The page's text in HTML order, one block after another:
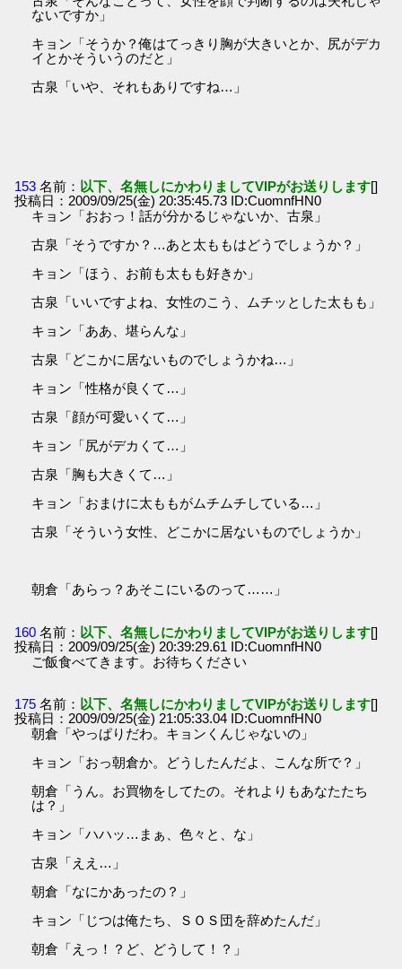
ないですか」
キョン「そうか？俺はてっきり胸が大きいとか、尻がデカ
イとかそういうのだと」
古泉「いや、それもありですね…」
153 名前： 以下、名無しにかわりましてVIPがお送りします[]
投稿日：2009/09/25(金) 20:35:45.73 ID:CuomnfHN0
キョン「おおっ！話が分かるじゃないか、古泉」
古泉「そうですか？…あと太ももはどうでしょうか？」
キョン「ほう、お前も太もも好きか」
古泉「いいですよね、女性のこう、ムチッとした太もも」
キョン「ああ、堪らんな」
古泉「どこかに居ないものでしょうかね…」
キョン「性格が良くて…」
古泉「顔が可愛いくて…」
キョン「尻がデカくて…」
古泉「胸も大きくて…」
キョン「おまけに太ももがムチムチしている…」
古泉「そういう女性、どこかに居ないものでしょうか」
朝倉「あらっ？あそこにいるのって……」
160 名前： 以下、名無しにかわりましてVIPがお送りします[]
投稿日：2009/09/25(金) 20:39:29.61 ID:CuomnfHN0
ご飯食べてきます。お待ちください
175 名前： 以下、名無しにかわりましてVIPがお送りします[]
投稿日：2009/09/25(金) 21:05:33.04 ID:CuomnfHN0
朝倉「やっぱりだわ。キョンくんじゃないの」
キョン「おっ朝倉か。どうしたんだよ、こんな所で？」
朝倉「うん。お買物をしてたの。それよりもあなたたち
は？」
キョン「ハハッ…まぁ、色々と、な」
古泉「ええ…」
朝倉「なにかあったの？」
キョン「じつは俺たち、ＳＯＳ団を辞めたんだ」
朝倉「えっ！？ど、どうして！？」